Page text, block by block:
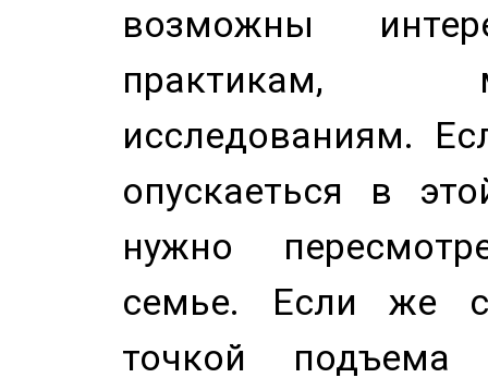
возможны
практикам,
исследованиям.
опускаеться в
нужно
семье. Если же
точкой